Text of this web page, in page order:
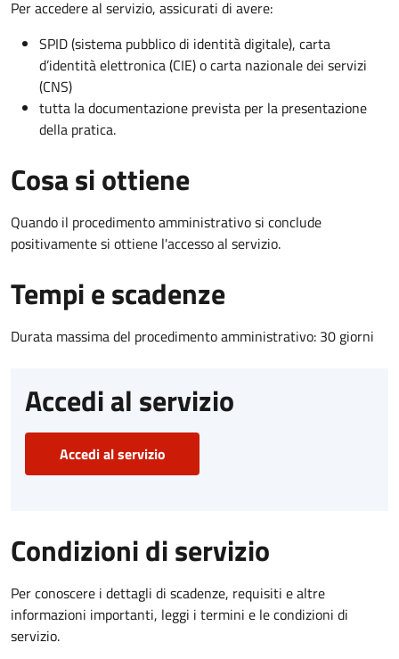
Per accedere al servizio, assicurati di avere:
SPID (sistema pubblico di identità digitale), carta
d’identità elettronica (CIE) o carta nazionale dei servizi
(CNS)
tutta la documentazione prevista per la presentazione
della pratica.
Cosa si ottiene
Quando il procedimento amministrativo si conclude
positivamente si ottiene l'accesso al servizio.
Tempi e scadenze
Durata massima del procedimento amministrativo: 30 giorni
Accedi al servizio
Accedi al servizio
Condizioni di servizio
Per conoscere i dettagli di scadenze, requisiti e altre
informazioni importanti, leggi i termini e le condizioni di
servizio.